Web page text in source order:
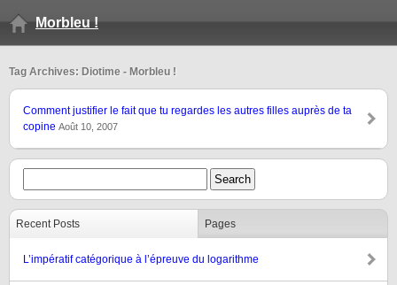
Morbleu !
Tag Archives: Diotime - Morbleu !
Comment justifier le fait que tu regardes les autres filles auprès de ta
copine Août 10, 2007
Recent Posts Pages
L’impératif catégorique à l’épreuve du logarithme